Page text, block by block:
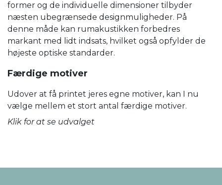
former og de individuelle dimensioner tilbyder
næsten ubegrænsede designmuligheder. På
denne måde kan rumakustikken forbedres
markant med lidt indsats, hvilket også opfylder de
højeste optiske standarder.
Færdige motiver
Udover at få printet jeres egne motiver, kan I nu
vælge mellem et stort antal færdige motiver.
Klik for at se udvalget